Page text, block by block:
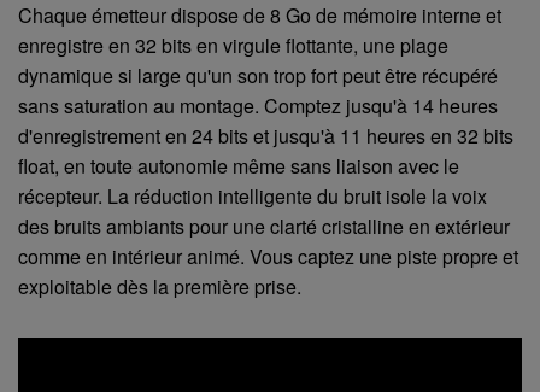
Chaque émetteur dispose de 8 Go de mémoire interne et
enregistre en 32 bits en virgule flottante, une plage
dynamique si large qu'un son trop fort peut être récupéré
sans saturation au montage. Comptez jusqu'à 14 heures
d'enregistrement en 24 bits et jusqu'à 11 heures en 32 bits
float, en toute autonomie même sans liaison avec le
récepteur. La réduction intelligente du bruit isole la voix
des bruits ambiants pour une clarté cristalline en extérieur
comme en intérieur animé. Vous captez une piste propre et
exploitable dès la première prise.